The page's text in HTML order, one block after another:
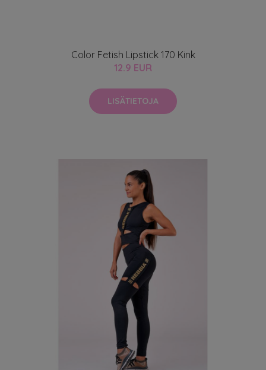
Color Fetish Lipstick 170 Kink
12.9 EUR
LISÄTIETOJA